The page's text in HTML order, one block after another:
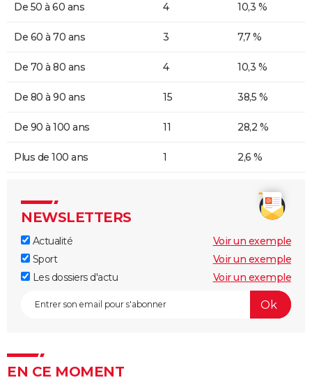
De 50 à 60 ans 4 10,3 %
De 60 à 70 ans 3 7,7 %
De 70 à 80 ans 4 10,3 %
De 80 à 90 ans 15 38,5 %
De 90 à 100 ans 11 28,2 %
Plus de 100 ans 1 2,6 %
NEWSLETTERS
Actualité
Voir un exemple
Sport
Voir un exemple
Les dossiers d'actu
Voir un exemple
EN CE MOMENT